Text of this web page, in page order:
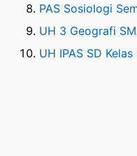
PAS Sosiologi
UH 3 Geografi
UH IPAS SD Kelas